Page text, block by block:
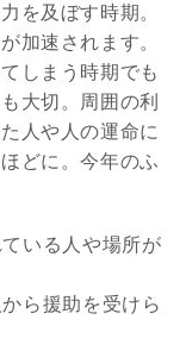
を及ぼす時期。
加速されます。
しまう時期でも
大切。周囲の利
人や人の運命に
どに。今年のふ
いる人や場所が
ら援助を受けら